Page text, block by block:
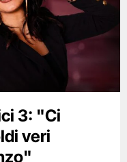
3: "Ci
veri